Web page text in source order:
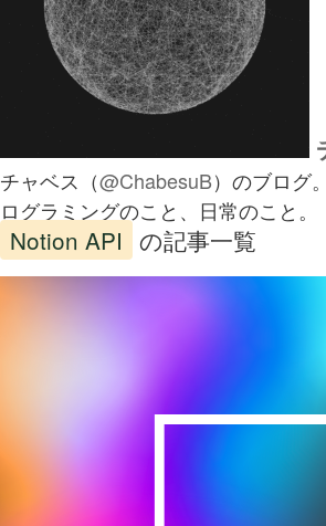
チャベス（@ChabesuB）のブログ
ログラミングのこと、日常のこと。
Notion API の記事一覧